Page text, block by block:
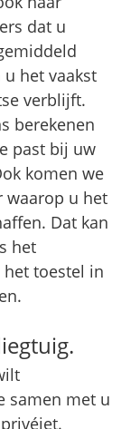
dat u
het vaakst
verblijft.
berekenen
past bij uw
komen we
waarop u het
Dat kan
het
toestel in
samen met u